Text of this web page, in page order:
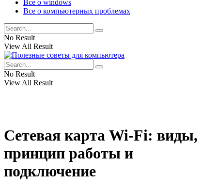
Все о windows
Все о компьютерных проблемах
No Result
View All Result
No Result
View All Result
Сетевая карта Wi-Fi: виды,
принцип работы и
подключение